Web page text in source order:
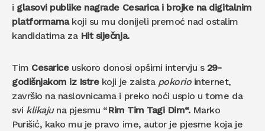
i glasovi publike nagrade Cesarica i brojke na digitalnim
platformama koji su mu donijeli premoć nad ostalim
kandidatima za Hit siječnja.
Tim Cesariceuskoro donosi opširni intervju s 29-
godišnjakom iz Istrekoji je zaista pokorio internet,
završio na naslovnicama i preko noći uspio u tome da
svi klikaju na pjesmu “Rim Tim Tagi Dim“. Marko
Purišić, kako mu je pravo ime, autor je pjesme koja je